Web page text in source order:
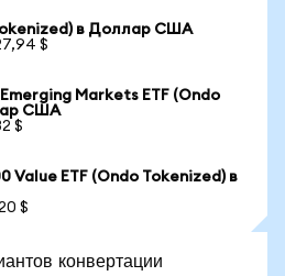
в Доллар США
$
Markets ETF (Ondo
США
$
Value ETF (Ondo Tokenized) в
$
конвертации